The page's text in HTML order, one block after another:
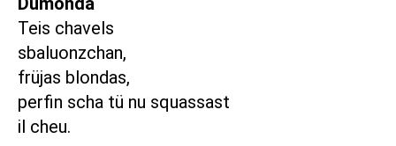
Teis chavels
sbaluonzchan,
früjas blondas,
perfin scha tü nu squassast
il cheu.